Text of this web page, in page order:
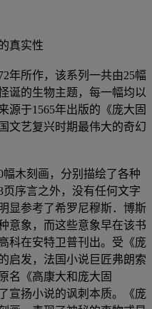
真实性
年所作，该系列一共由25幅
诞的生物主题，每一幅均以
源于1565年出版的《庞大固
文艺复兴时期最伟大的奇幻
幅木刻画，分别描绘了各种
序言之外，没有任何文字
显参考了希罗尼穆斯．博斯
意象，而这些意象早在该书
科在安特卫普刊出。受《庞
启发，法国小说巨匠弗朗索
名《高康大和庞大固
宣扬小说的讽刺本质。《庞